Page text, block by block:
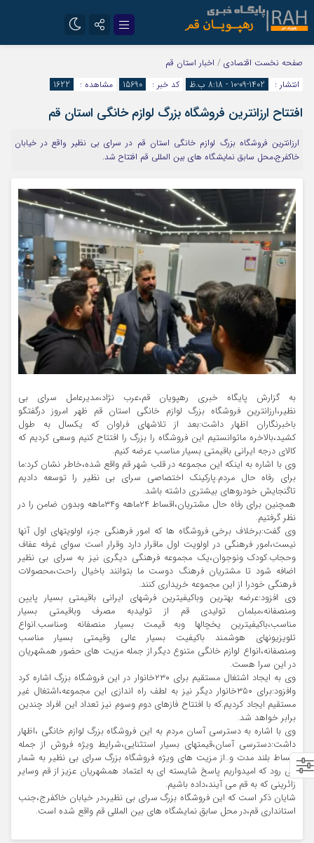
تلگرام
ایتا
صفحه نخست اقتصادی / اخبار استان قم
انتشار :
1402-09-10 - 8:18 ب.ظ کد خبر : 15690 مشاهده : 1622
افتتاح ارزانترین فروشگاه بزرگ لوازم خانگی استان قم
ارزانترین فروشگاه بزرگ لوازم خانگی استان قم در سرای بی نظیر واقع در خیابان
خاکفرج،محل سابق نمایشگاه های بین المللی قم افتتاح شد.
به گزارش پایگاه خبری رهپویان قم،عرب نژاد،مدیرعامل سرای بی
نظیر،ارزانترین فروشگاه بزرگ لوازم خانگی استان قم ظهر امروز درگفتگو
باخبرنگاران اظهار داشت:بعد از تلاشهای فراوان که یکسال به طول
کشید،بالاخره ماتوانستیم این فروشگاه را بزرگ را افتتاح کنیم وسعی کردیم که
کالای درجه ایرانی باقیمتی بسیار مناسب عرضه کنیم.
وی با اشاره به اینکه این مجموعه در قلب شهر قم واقع شده،خاطر نشان کرد:ما
برای رفاه حال مردم.پارکینک اختصاصی سرای بی نظیر را توسعه دادیم
تاگنجایش خودروهای بیشتری داشته باشد.
همچنین برای رفاه حال مشتریان،اقساط ۲۴ماهه و۳۴ماهه وبدون ضامن را در
نظر گرفتیم.
وی گفت:برخلاف برخی فروشگاه ها که امور فرهنگی جزء اولویتهای اول آنها
نیست،امور فرهنگی در اولویت اول ماقرار دارد وقرار است سوای غرفه عفاف
وحجاب.کودک ونوجوان،یک مجموعه فرهنگی دیگری نیز به سرای بی نظیر
اضافه شود تا مشتریان فرهنگ دوست ما بتوانند باخیال راحت،محصولات
فرهنگی خودرا از این مجموعه خریداری کنند.
وی افزود:عرضه بهترین وباکیفیترین فرشهای ایرانی باقیمتی بسیار پایین
ومنصفانه،مبلمان تولیدی قم از تولیدبه مصرف وباقیمتی بسیار
مناسب،باکیفیترین یخچالها وبه قیمت بسیار منصفانه ومناسب.انواع
تلویزیونهای هوشمند باکیفیت بسیار عالی وقیمتی بسیار مناسب
ومنصفانه،انواع لوازم خانگی متنوع دیگر.از جمله مزیت های حضور همشهریان
در این سرا هست.
وی به ایجاد اشتغال مستقیم برای ۲۳۰خانوار در این فروشگاه بزرگ اشاره کرد
وافزود:برای ۳۵۰خانوار دیگر نیز به لطف راه اندازی این مجموعه،اشتغال غیر
مستقیم ایجاد کردیم.که با افتتاح فازهای دوم وسوم نیز تعداد این افراد چندین
برابر خواهد شد.
وی با اشاره به دسترسی آسان مردم به این فروشگاه بزرگ لوازم خانگی ،اظهار
داشت:دسترسی آسان،قیمتهای بسیار استثنایی،شرایط ویژه فروش از جمله
اقساط بلند مدت و..از مزیت های ویژه فروشگاه بزرگ سرای بی نظیر به شمار
می رود که امیدواریم پاسخ شایسته ای به اعتماد همشهریان عزیز از قم وسایر
زائرینی که به قم می آیند،داده باشیم.
شایان ذکر است که این فروشگاه بزرگ سرای بی نظیر،در خیابان خاکفرج،جنب
استانداری قم،در محل سابق نمایشگاه های بین المللی قم واقع شده است.